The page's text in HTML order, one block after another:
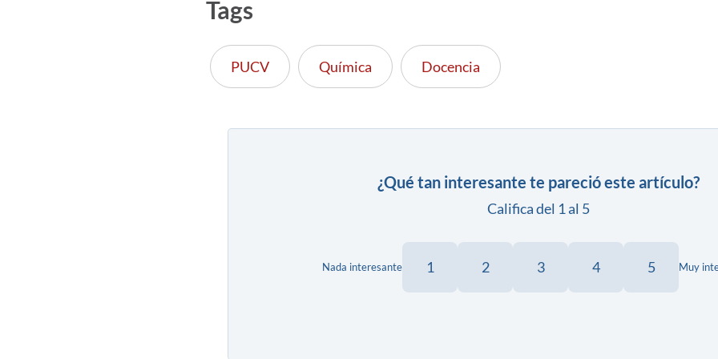
Tags
PUCV Química Docencia
¿Qué tan interesante te pareció este artículo?
Califica del 1 al 5
Nada interesante 1 2 3 4 5 Muy